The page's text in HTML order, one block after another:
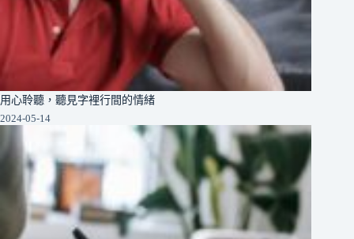
用心聆聽，聽見字裡行間的情緒
2024-05-14